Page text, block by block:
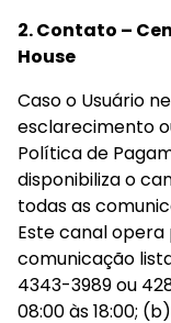
2. Contato –
House
Caso o Usuário
esclarecimento
Política de
disponibiliza o
todas as
Este canal opera
comunicação
4343-3989 ou